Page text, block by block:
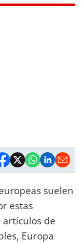
suelen
estas
artículos de
Europa